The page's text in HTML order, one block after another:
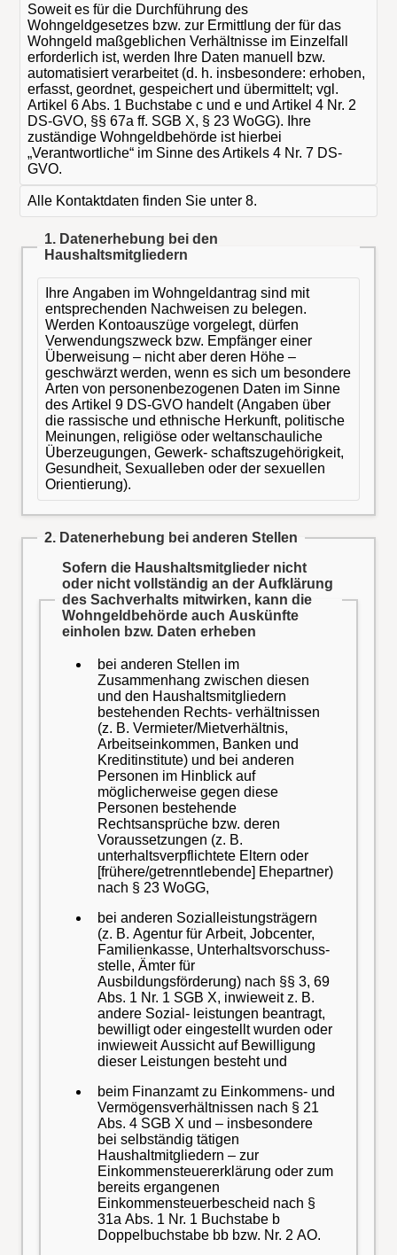
Soweit es für die Durchführung des
Wohngeldgesetzes bzw. zur Ermittlung der für das
Wohngeld maßgeblichen Verhältnisse im Einzelfall
erforderlich ist, werden Ihre Daten manuell bzw.
automatisiert verarbeitet (d. h. insbesondere: erhoben,
erfasst, geordnet, gespeichert und übermittelt; vgl.
Artikel 6 Abs. 1 Buchstabe c und e und Artikel 4 Nr. 2
DS-GVO, §§ 67a ff. SGB X, § 23 WoGG). Ihre
zuständige Wohngeldbehörde ist hierbei
„Verantwortliche“ im Sinne des Artikels 4 Nr. 7 DS-
GVO.
Alle Kontaktdaten finden Sie unter 8.
1. Datenerhebung bei den
Haushaltsmitgliedern
Ihre Angaben im Wohngeldantrag sind mit
entsprechenden Nachweisen zu belegen.
Werden Kontoauszüge vorgelegt, dürfen
Verwendungszweck bzw. Empfänger einer
Überweisung – nicht aber deren Höhe –
geschwärzt werden, wenn es sich um besondere
Arten von personenbezogenen Daten im Sinne
des Artikel 9 DS-GVO handelt (Angaben über
die rassische und ethnische Herkunft, politische
Meinungen, religiöse oder weltanschauliche
Überzeugungen, Gewerk- schaftszugehörigkeit,
Gesundheit, Sexualleben oder der sexuellen
Orientierung).
2. Datenerhebung bei anderen Stellen
Sofern die Haushaltsmitglieder nicht
oder nicht vollständig an der Aufklärung
des Sachverhalts mitwirken, kann die
Wohngeldbehörde auch Auskünfte
einholen bzw. Daten erheben
bei anderen Stellen im
Zusammenhang zwischen diesen
und den Haushaltsmitgliedern
bestehenden Rechts- verhältnissen
(z. B. Vermieter/Mietverhältnis,
Arbeitseinkommen, Banken und
Kreditinstitute) und bei anderen
Personen im Hinblick auf
möglicherweise gegen diese
Personen bestehende
Rechtsansprüche bzw. deren
Voraussetzungen (z. B.
unterhaltsverpflichtete Eltern oder
[frühere/getrenntlebende] Ehepartner)
nach § 23 WoGG,
bei anderen Sozialleistungsträgern
(z. B. Agentur für Arbeit, Jobcenter,
Familienkasse, Unterhaltsvorschuss-
stelle, Ämter für
Ausbildungsförderung) nach §§ 3, 69
Abs. 1 Nr. 1 SGB X, inwieweit z. B.
andere Sozial- leistungen beantragt,
bewilligt oder eingestellt wurden oder
inwieweit Aussicht auf Bewilligung
dieser Leistungen besteht und
beim Finanzamt zu Einkommens- und
Vermögensverhältnissen nach § 21
Abs. 4 SGB X und – insbesondere
bei selbständig tätigen
Haushaltmitgliedern – zur
Einkommensteuererklärung oder zum
bereits ergangenen
Einkommensteuerbescheid nach §
31a Abs. 1 Nr. 1 Buchstabe b
Doppelbuchstabe bb bzw. Nr. 2 AO.